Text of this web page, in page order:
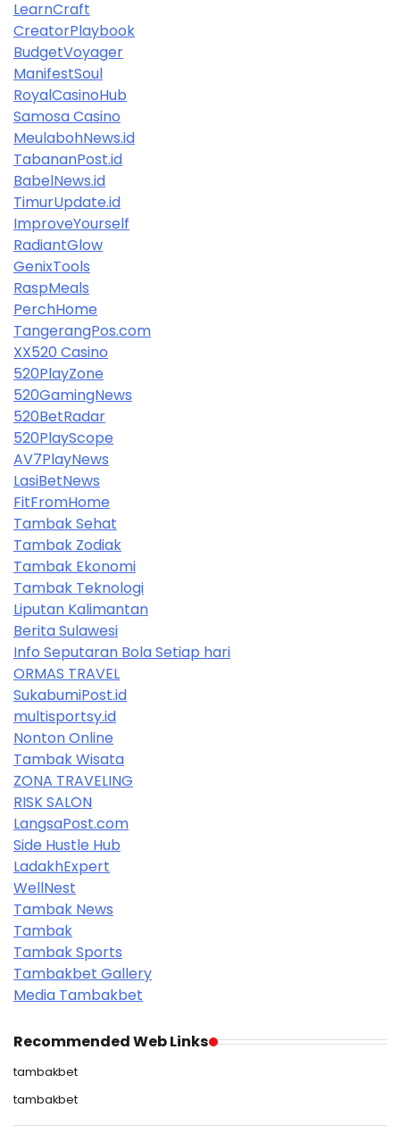
LearnCraft
CreatorPlaybook
BudgetVoyager
ManifestSoul
RoyalCasinoHub
Samosa Casino
MeulabohNews.id
TabananPost.id
BabelNews.id
TimurUpdate.id
ImproveYourself
RadiantGlow
GenixTools
RaspMeals
PerchHome
TangerangPos.com
XX520 Casino
520PlayZone
520GamingNews
520BetRadar
520PlayScope
AV7PlayNews
LasiBetNews
FitFromHome
Tambak Sehat
Tambak Zodiak
Tambak Ekonomi
Tambak Teknologi
Liputan Kalimantan
Berita Sulawesi
Info Seputaran Bola Setiap hari
ORMAS TRAVEL
SukabumiPost.id
multisportsy.id
Nonton Online
Tambak Wisata
ZONA TRAVELING
RISK SALON
LangsaPost.com
Side Hustle Hub
LadakhExpert
WellNest
Tambak News
Tambak
Tambak Sports
Tambakbet Gallery
Media Tambakbet
Recommended Web Links
tambakbet
tambakbet